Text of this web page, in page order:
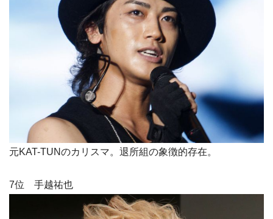
元KAT-TUNのカリスマ。退所組の象徴的存在。
7位 手越祐也